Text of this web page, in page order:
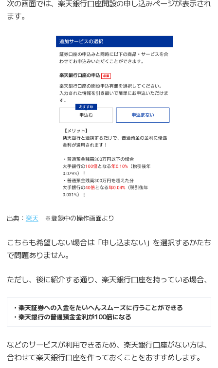
次の画面では、楽天銀行口座開設の申し込みページが表示され
ます。
出典： 楽天 ※登録中の操作画面より
こちらも希望しない場合は「申し込まない」を選択するかたち
で問題ありません。
ただし、後に紹介する通り、楽天銀行口座を持っている場合、
・楽天証券への入金をたいへんスムーズに行うことができる
・楽天銀行の普通預金金利が100倍になる
などのサービスが利用できるため、楽天銀行口座がない方は、
合わせて楽天銀行口座を作っておくことをおすすめします。